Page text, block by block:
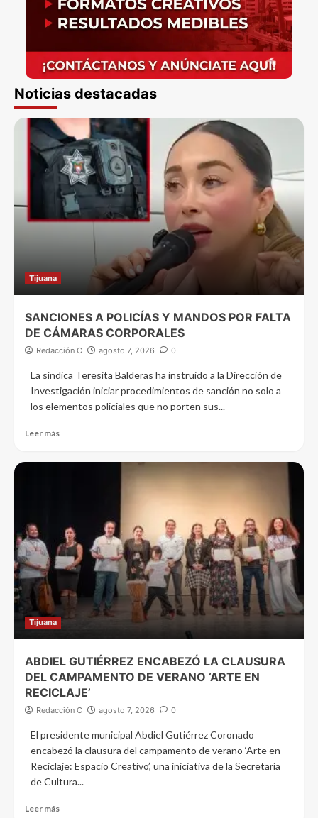
Noticias destacadas
Tijuana
SANCIONES A POLICÍAS Y MANDOS POR FALTA
DE CÁMARAS CORPORALES
Redacción C agosto 7, 2026 0
La síndica Teresita Balderas ha instruido a la Dirección de
Investigación iniciar procedimientos de sanción no solo a
los elementos policiales que no porten sus...
Leer más
Tijuana
ABDIEL GUTIÉRREZ ENCABEZÓ LA CLAUSURA
DEL CAMPAMENTO DE VERANO ‘ARTE EN
RECICLAJE’
Redacción C agosto 7, 2026 0
El presidente municipal Abdiel Gutiérrez Coronado
encabezó la clausura del campamento de verano ‘Arte en
Reciclaje: Espacio Creativo’, una iniciativa de la Secretaría
de Cultura...
Leer más